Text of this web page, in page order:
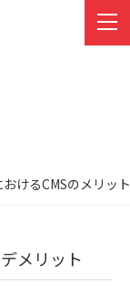
おけるCMSのメリッ
メリット